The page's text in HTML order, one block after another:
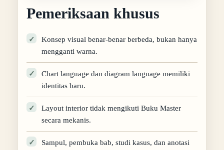
Pemeriksaan khusus
Konsep visual benar-benar berbeda, bukan hanya
mengganti warna.
Chart language dan diagram language memiliki
identitas baru.
Layout interior tidak mengikuti Buku Master
secara mekanis.
Sampul, pembuka bab, studi kasus, dan anotasi